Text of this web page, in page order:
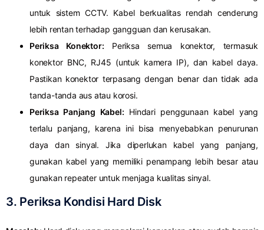
untuk sistem CCTV. Kabel berkualitas rendah cenderung
lebih rentan terhadap gangguan dan kerusakan.
Periksa Konektor: Periksa semua konektor, termasuk
konektor BNC, RJ45 (untuk kamera IP), dan kabel daya.
Pastikan konektor terpasang dengan benar dan tidak ada
tanda-tanda aus atau korosi.
Periksa Panjang Kabel: Hindari penggunaan kabel yang
terlalu panjang, karena ini bisa menyebabkan penurunan
daya dan sinyal. Jika diperlukan kabel yang panjang,
gunakan kabel yang memiliki penampang lebih besar atau
gunakan repeater untuk menjaga kualitas sinyal.
3. Periksa Kondisi Hard Disk